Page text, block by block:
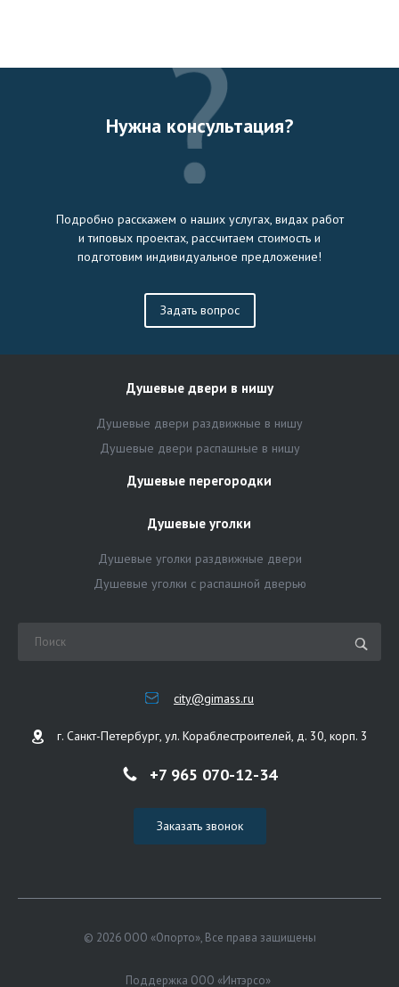
Нужна консультация?
Подробно расскажем о наших услугах, видах работ
и типовых проектах, рассчитаем стоимость и
подготовим индивидуальное предложение!
Задать вопрос
Душевые двери в нишу
Душевые двери раздвижные в нишу
Душевые двери распашные в нишу
Душевые перегородки
Душевые уголки
Душевые уголки раздвижные двери
Душевые уголки с распашной дверью
city@gimass.ru
г. Санкт-Петербург, ул. Кораблестроителей, д. 30, корп. 3
+7 965 070-12-34
Заказать звонок
© 2026 ООО «Опорто», Все права защищены
Поддержка ООО «Интэрсо»